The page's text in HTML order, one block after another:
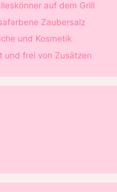
auf dem Grill
Zaubersalz
und Kosmetik
und frei von Zusätzen